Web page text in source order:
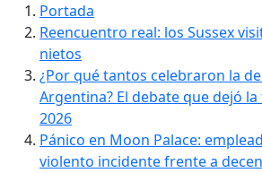
Portada
Reencuentro real: los Sussex
nietos
¿Por qué tantos celebraron la
Argentina? El debate que dejó
2026
Pánico en Moon Palace:
violento incidente frente a